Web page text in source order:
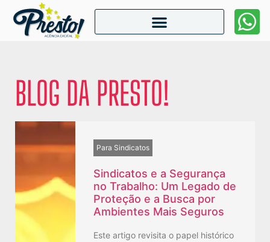
BLOG DA PRESTO!
Para Sindicatos
Sindicatos e a Segurança
no Trabalho: Um Legado de
Proteção e a Busca por
Ambientes Mais Seguros
Este artigo revisita o papel histórico